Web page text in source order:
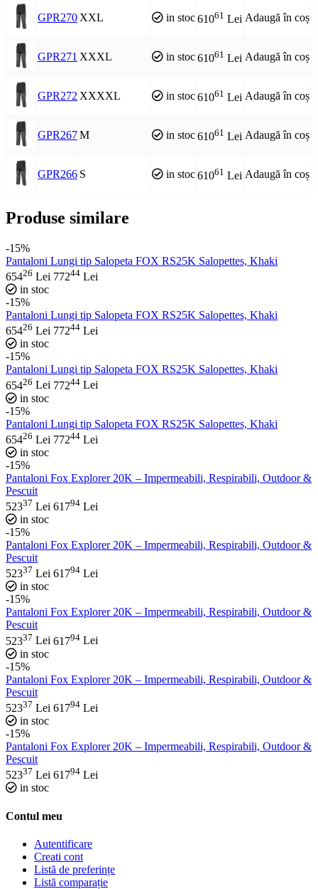
GPR270 XXL in stoc61061 Lei Adaugă în coș
GPR271 XXXL in stoc61061 Lei Adaugă în coș
GPR272 XXXXL in stoc61061 Lei Adaugă în coș
GPR267M in stoc61061 Lei Adaugă în coș
GPR266 S in stoc61061 Lei Adaugă în coș
Produse similare
-15%
Pantaloni Lungi tip Salopeta FOX RS25K Salopettes, Khaki
65426 Lei 77244 Lei
in stoc
-15%
Pantaloni Lungi tip Salopeta FOX RS25K Salopettes, Khaki
65426 Lei 77244 Lei
in stoc
-15%
Pantaloni Lungi tip Salopeta FOX RS25K Salopettes, Khaki
65426 Lei 77244 Lei
in stoc
-15%
Pantaloni Lungi tip Salopeta FOX RS25K Salopettes, Khaki
65426 Lei 77244 Lei
in stoc
-15%
Pantaloni Fox Explorer 20K – Impermeabili, Respirabili, Outdoor &
Pescuit
52337 Lei 61794 Lei
in stoc
-15%
Pantaloni Fox Explorer 20K – Impermeabili, Respirabili, Outdoor &
Pescuit
52337 Lei 61794 Lei
in stoc
-15%
Pantaloni Fox Explorer 20K – Impermeabili, Respirabili, Outdoor &
Pescuit
52337 Lei 61794 Lei
in stoc
-15%
Pantaloni Fox Explorer 20K – Impermeabili, Respirabili, Outdoor &
Pescuit
52337 Lei 61794 Lei
in stoc
-15%
Pantaloni Fox Explorer 20K – Impermeabili, Respirabili, Outdoor &
Pescuit
52337 Lei 61794 Lei
in stoc
Contul meu
Autentificare
Creati cont
Listă de preferințe
Listă comparație